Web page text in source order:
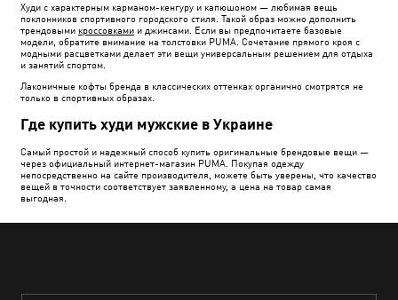
Худи с характерным карманом-кенгуру и капюшоном — любимая вещь
поклонников спортивного городского стиля. Такой образ можно дополнить
трендовыми кроссовками и джинсами. Если вы предпочитаете базовые
модели, обратите внимание на толстовки PUMA. Сочетание прямого кроя с
модными расцветками делает эти вещи универсальным решением для отдыха
и занятий спортом.
Лаконичные кофты бренда в классических оттенках органично смотрятся не
только в спортивных образах.
Где купить худи мужские в Украине
Самый простой и надежный способ купить оригинальные брендовые вещи —
через официальный интернет-магазин PUMA. Покупая одежду
непосредственно на сайте производителя, можете быть уверены, что качество
вещей в точности соответствует заявленному, а цена на товар самая
выгодная.